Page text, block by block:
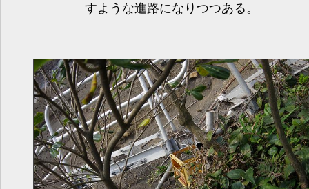
すような進路になりつつある。